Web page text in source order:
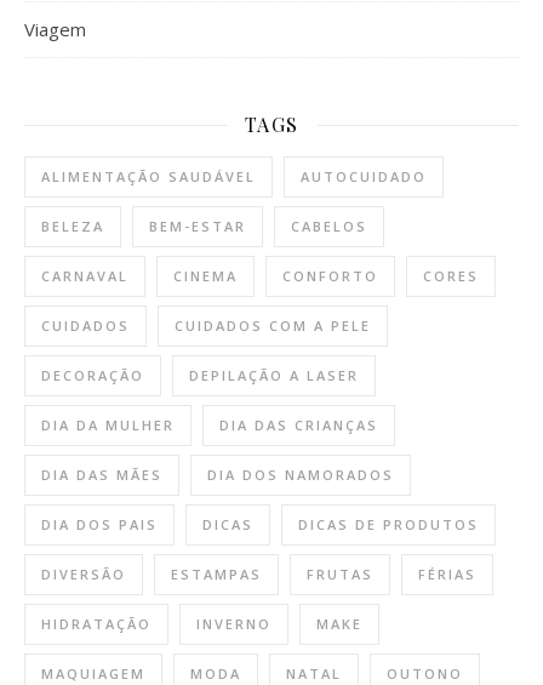
Viagem
TAGS
ALIMENTAÇÃO SAUDÁVEL AUTOCUIDADO
BELEZA BEM-ESTAR CABELOS
CARNAVAL CINEMA CONFORTO CORES
CUIDADOS CUIDADOS COM A PELE
DECORAÇÃO DEPILAÇÃO A LASER
DIA DA MULHER DIA DAS CRIANÇAS
DIA DAS MÃES DIA DOS NAMORADOS
DIA DOS PAIS DICAS DICAS DE PRODUTOS
DIVERSÃO ESTAMPAS FRUTAS FÉRIAS
HIDRATAÇÃO INVERNO MAKE
MAQUIAGEM MODA NATAL OUTONO